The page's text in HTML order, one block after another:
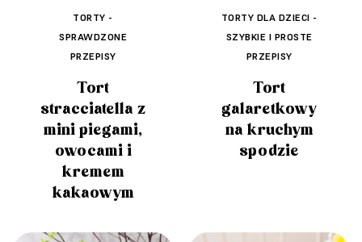
TORTY -
SPRAWDZONE
PRZEPISY
Tort
stracciatella z
mini piegami,
owocami i
kremem
kakaowym
TORTY DLA DZIECI -
SZYBKIE I PROSTE
PRZEPISY
Tort
galaretkowy
na kruchym
spodzie